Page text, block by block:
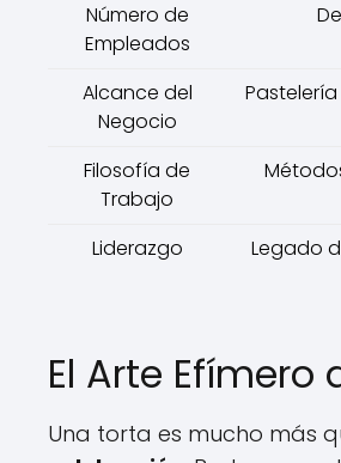
Número de
Empleados
Alcance del
Negocio
Filosofía de
Trabajo
Liderazgo
Legado
El Arte Efímero
Una torta es mucho más